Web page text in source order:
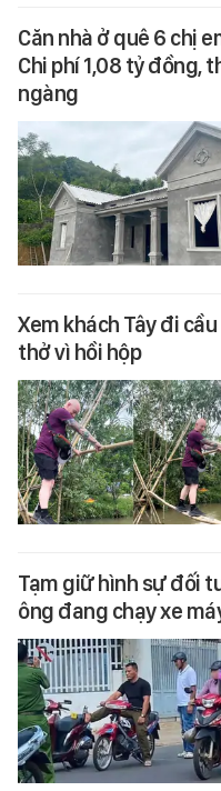
Căn nhà ở quê 6 chị
Chi phí 1,08 tỷ đồng,
ngàng
Xem khách Tây đi
thở vì hồi hộp
Tạm giữ hình sự đối
ông đang chạy xe